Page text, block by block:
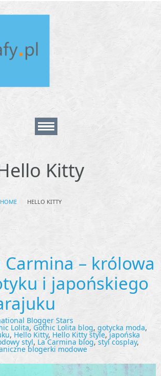
Kitty
HOME HELLO KITTY
Carmina – królowa
i japońskiego
Blogger Stars
Lolita, Gothic Lolita blog, gotycka moda,
, Hello Kitty, Hello Kitty style,japońska
styl, La Carmina blog,styl cosplay,
blogerki modowe